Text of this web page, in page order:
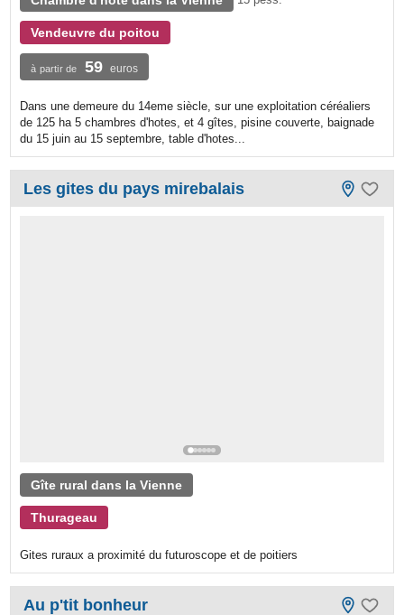
Vendeuvre du poitou
à partir de 59 euros
Dans une demeure du 14eme siècle, sur une exploitation céréaliers
de 125 ha 5 chambres d'hotes, et 4 gîtes, pisine couverte, baignade
du 15 juin au 15 septembre, table d'hotes...
Les gites du pays mirebalais
Gîte rural dans la Vienne
Thurageau
Gites ruraux a proximité du futuroscope et de poitiers
Au p'tit bonheur